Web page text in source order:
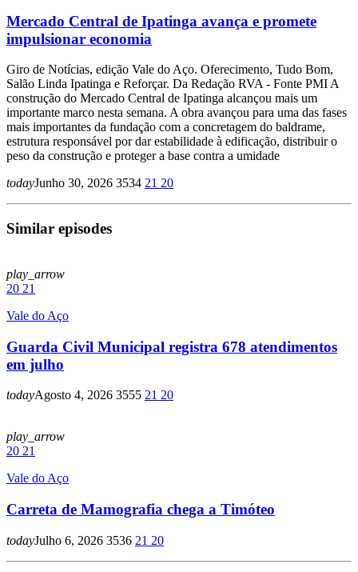
Mercado Central de Ipatinga avança e promete
impulsionar economia
Giro de Notícias, edição Vale do Aço. Oferecimento, Tudo Bom,
Salão Linda Ipatinga e Reforçar. Da Redação RVA - Fonte PMI A
construção do Mercado Central de Ipatinga alcançou mais um
importante marco nesta semana. A obra avançou para uma das fases
mais importantes da fundação com a concretagem do baldrame,
estrutura responsável por dar estabilidade à edificação, distribuir o
peso da construção e proteger a base contra a umidade
todayJunho 30, 2026 3534 21 20
Similar episodes
play_arrow
20 21
Vale do Aço
Guarda Civil Municipal registra 678 atendimentos
em julho
todayAgosto 4, 2026 3555 21 20
play_arrow
20 21
Vale do Aço
Carreta de Mamografia chega a Timóteo
todayJulho 6, 2026 3536 21 20